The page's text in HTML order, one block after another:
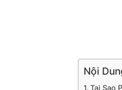
Nội
Tại Sao